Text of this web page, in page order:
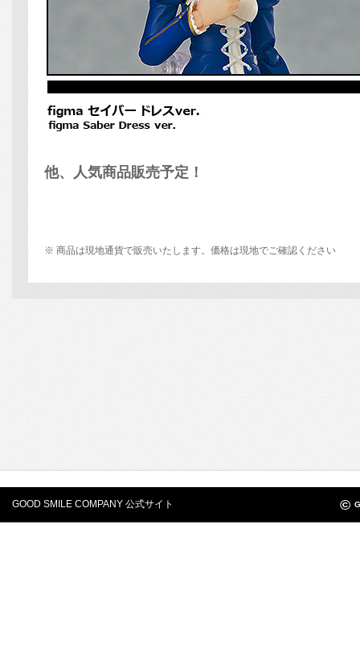
他、人気商品販売予定！
※ 商品は現地通貨で販売いたします。価格は現地でご確認ください
GOOD SMILE COMPANY 公式サイト ©